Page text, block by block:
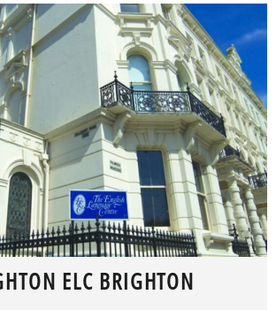
ELC BRIGHTON